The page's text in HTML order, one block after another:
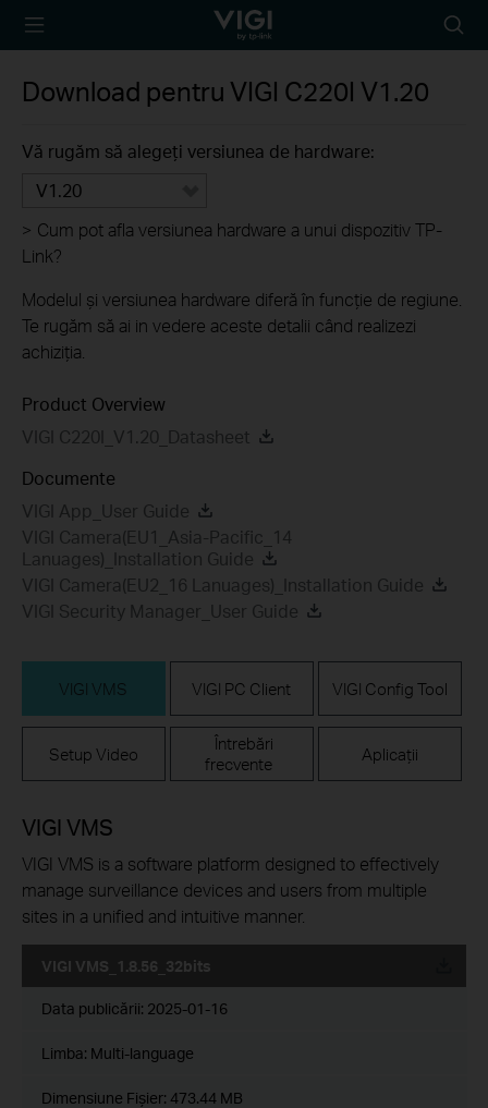
TP-Link, Reliably
icon
Download pentru VIGI C220I V1.20
Vă rugăm să alegeți versiunea de hardware:
V1.20
> Cum pot afla versiunea hardware a unui dispozitiv TP-
Link?
Modelul și versiunea hardware diferă în funcție de regiune.
Te rugăm să ai in vedere aceste detalii când realizezi
achiziția.
Product Overview
VIGI C220I_V1.20_Datasheet
Documente
VIGI App_User Guide
VIGI Camera(EU1_Asia-Pacific_14
Lanuages)_Installation Guide
VIGI Camera(EU2_16 Lanuages)_Installation Guide
VIGI Security Manager_User Guide
VIGI VMS VIGI PC Client VIGI Config Tool
Setup Video
Întrebări
frecvente
Aplicații
VIGI VMS
VIGI VMS is a software platform designed to effectively
manage surveillance devices and users from multiple
sites in a unified and intuitive manner.
VIGI VMS_1.8.56_32bits
Data publicării: 2025-01-16
Limba: Multi-language
Dimensiune Fişier: 473.44 MB